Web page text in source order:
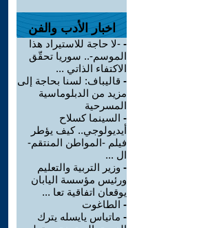
اخبار الأدب والفن
- -لا حاجة للاستيراد هذا
الموسم-.. سوريا تحقّق
الاكتفاء الذاتي ...
- قاليباف: لسنا بحاجة إلى
مزيد من الدبلوماسية
المسرحية
- السينما كسلاح
أيديولوجي.. كيف يؤطر
فيلم -المواطن المنتقم-
ال ...
- وزير التربية والتعليم
ورئيس مؤسسة اليابان
يوقعان اتفاقية تعا ...
- الطاغوت
- ماتياس يايسله يترك